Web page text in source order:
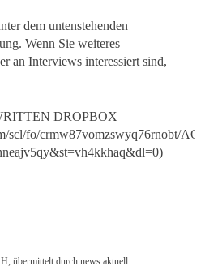
dem untenstehenden
Wenn Sie weiteres
an Interviews interessiert sind,
DROPBOX
scl/fo/crmw87vomzswyq76rnobt/
übermittelt durch news aktuell